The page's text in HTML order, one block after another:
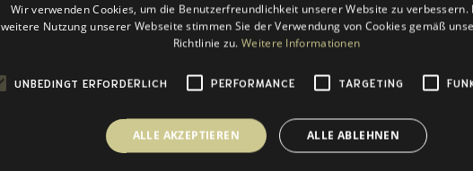
Wir verwenden Cookies, um die Benutzerfreundlichkeit unserer Website zu verbessern.
weitere Nutzung unserer Webseite stimmen Sie der Verwendung von Cookies gemäß
Richtlinie zu.Weitere Informationen
UNBEDINGT ERFORDERLICH PERFORMANCE TARGETING
ALLE AKZEPTIEREN ALLE ABLEHNEN